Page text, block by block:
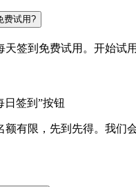
费试用?
天签到免费试用。开始试
日签到”按钮
额有限，先到先得。我们